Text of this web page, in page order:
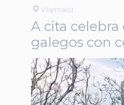
Vilarmaior
A cita celebra
galegos con